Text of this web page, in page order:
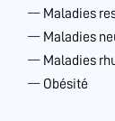
Maladies
Maladies
Maladies
Obésité